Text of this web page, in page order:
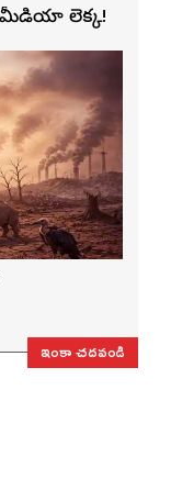
మీడియా లెక్క!
ఇంకా చదవండి